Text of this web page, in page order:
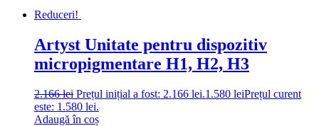
Reduceri!
Artyst Unitate pentru dispozitiv
micropigmentare H1, H2, H3
2.166lei Prețul inițial a fost: 2.166 lei.1.580 leiPrețul curent
este: 1.580 lei.
Adaugă în coș